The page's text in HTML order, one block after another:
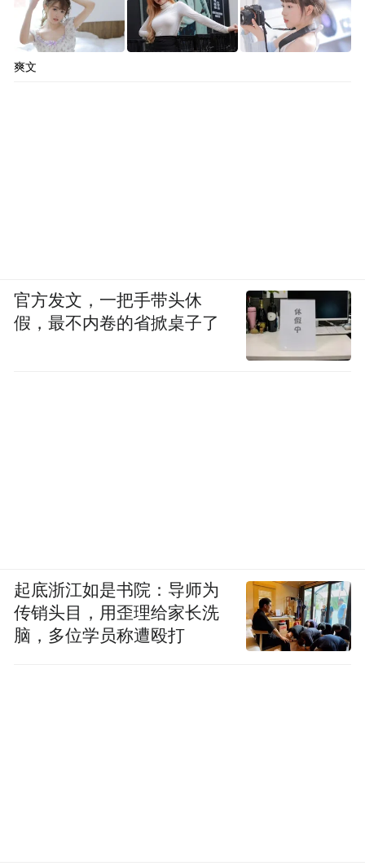
爽文
官方发文，一把手带头休
假，最不内卷的省掀桌子了
起底浙江如是书院：导师为
传销头目，用歪理给家长洗
脑，多位学员称遭殴打